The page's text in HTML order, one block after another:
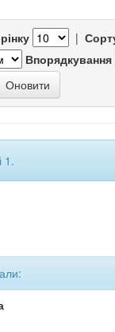
|
Впорядкування
1.